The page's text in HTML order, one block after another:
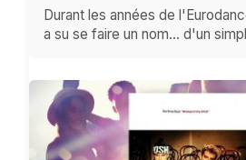
Durant les années de
a su se faire un nom… d'un